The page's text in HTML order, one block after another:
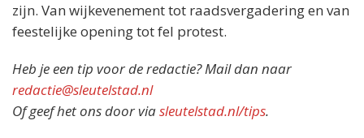
zijn. Van wijkevenement tot raadsvergadering en van
feestelijke opening tot fel protest.
Heb je een tip voor de redactie? Mail dan naar
redactie@sleutelstad.nl
Of geef het ons door viasleutelstad.nl/tips.